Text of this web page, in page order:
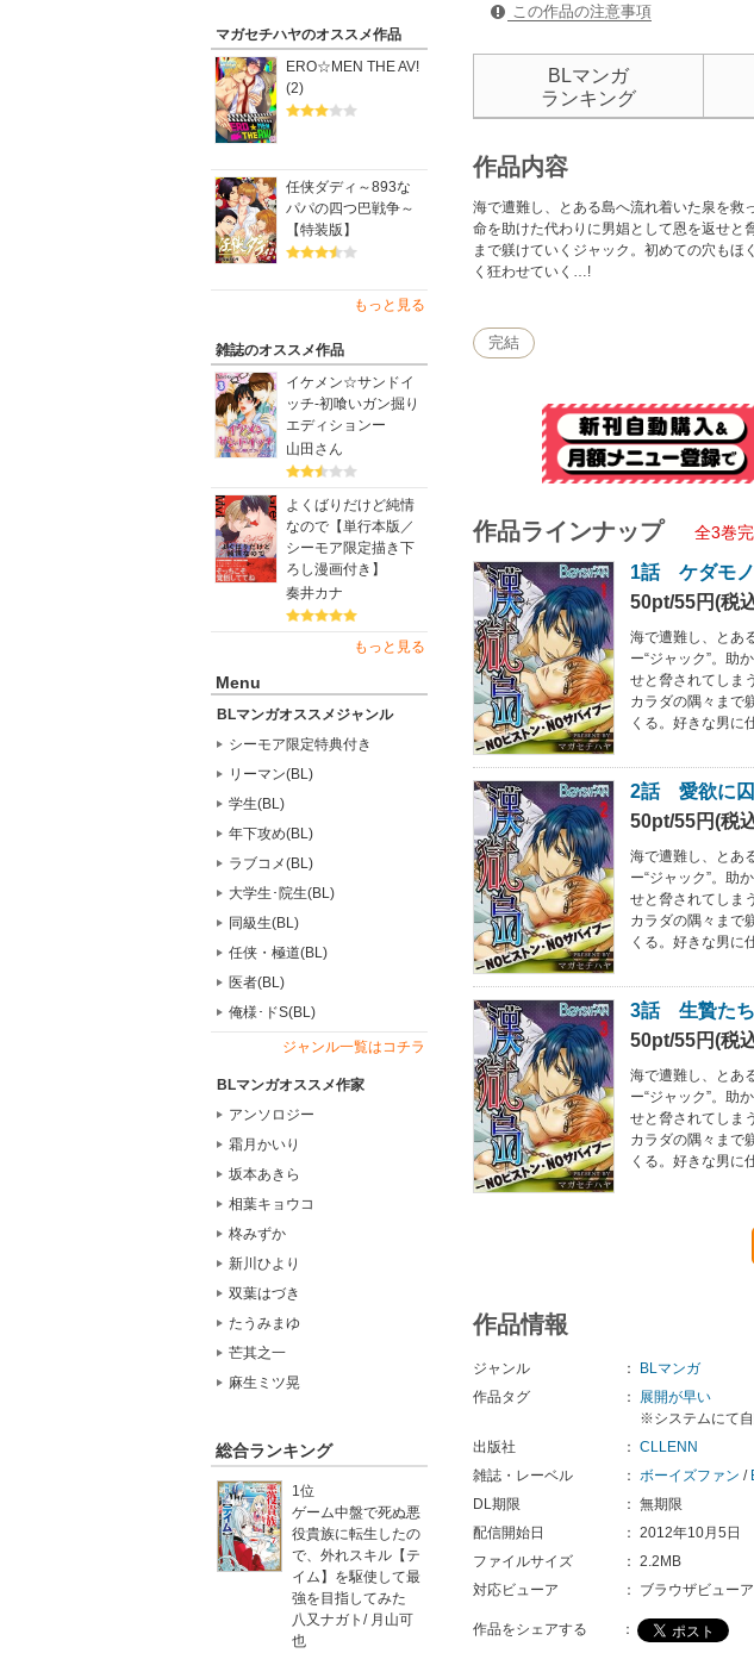
マガセチハヤのオススメ作品
ERO☆MEN THE AV!
(2)
任侠ダディ～893な
パパの四つ巴戦争～
【特装版】
もっと見る
雑誌のオススメ作品
イケメン☆サンドイ
ッチ-初喰いガン掘り
エディションー
山田さん
よくばりだけど純情
なので【単行本版／
シーモア限定描き下
ろし漫画付き】
奏井カナ
もっと見る
Menu
BLマンガオススメジャンル
シーモア限定特典付き
リーマン(BL)
学生(BL)
年下攻め(BL)
ラブコメ(BL)
大学生･院生(BL)
同級生(BL)
任侠・極道(BL)
医者(BL)
俺様･ドS(BL)
ジャンル一覧はコチラ
BLマンガオススメ作家
アンソロジー
霜月かいり
坂本あきら
相葉キョウコ
柊みずか
新川ひより
双葉はづき
たうみまゆ
芒其之一
麻生ミツ晃
総合ランキング
1位
ゲーム中盤で死ぬ悪
役貴族に転生したの
で、外れスキル【テ
イム】を駆使して最
強を目指してみた
八又ナガト / 月山可
也
この作品の注意事項
BLマンガ
ランキング
作品内容
海で遭難し、とある島へ流れ着いた泉を救
命を助けた代わりに男娼として恩を返せ
まで躾けていくジャック。初めての穴も
く狂わせていく…!
完結
作品ラインナップ 全3巻
1話 ケダモ
50pt/55円(税
海で遭難し、とあ
ー“ジャック”。助
せと脅されてしま
カラダの隅々まで
くる。好きな男に
2話 愛欲に囚
50pt/55円(税
海で遭難し、とあ
ー“ジャック”。助
せと脅されてしま
カラダの隅々まで
くる。好きな男に
3話 生贄たち
50pt/55円(税
海で遭難し、とあ
ー“ジャック”。助
せと脅されてしま
カラダの隅々まで
くる。好きな男に
作品情報
ジャンル ：
BLマンガ
作品タグ
：
展開が早い
※システムにて
出版社
： CLLENN
雑誌・レーベル
： ボーイズファン /
DL期限
： 無期限
配信開始日
： 2012年10月5日
ファイルサイズ
： 2.2MB
対応ビューア
： ブラウザビューア
作品をシェアする ：